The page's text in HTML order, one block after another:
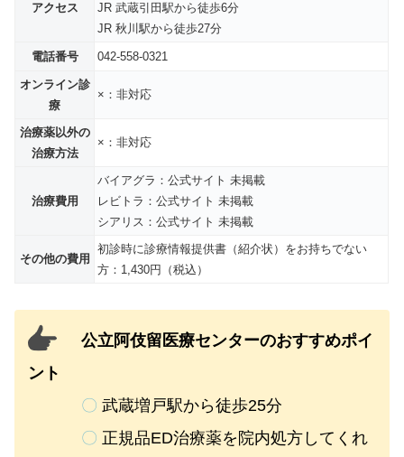
アクセス
JR 武蔵引田駅から徒歩6分
JR 秋川駅から徒歩27分
電話番号 042-558-0321
オンライン診
療
×：非対応
治療薬以外の
治療方法
×：非対応
治療費用
バイアグラ：公式サイト 未掲載
レビトラ：公式サイト 未掲載
シアリス：公式サイト 未掲載
その他の費用
初診時に診療情報提供書（紹介状）をお持ちでない
方：1,430円（税込）
公立阿伎留医療センターのおすすめポイ
ント
〇 武蔵増戸駅から徒歩25分
〇 正規品ED治療薬を院内処方してくれ